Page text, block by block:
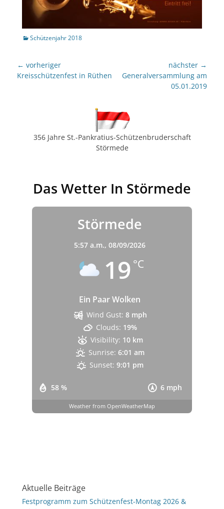
Kategorien
Schützenjahr 2018
Beitragsnavigation
← vorheriger
Vorheriger
Kreisschützenfest in Rüthen
nächster →
nächster
Generalversammlung am
05.01.2019
356 Jahre St.-Pankratius-Schützenbruderschaft
Störmede
Das Wetter In Störmede
Störmede
5:57 a.m., 08/09/2026
19 °C
Ein Paar Wolken
58 % 6 mph
Wind Gust: 8 mph
Clouds: 19%
Visibility: 10 km
Sunrise: 6:01 am
Sunset: 9:01 pm
Weather from OpenWeatherMap
Aktuelle Beiträge
Festprogramm zum Schützenfest-Montag 2026 &